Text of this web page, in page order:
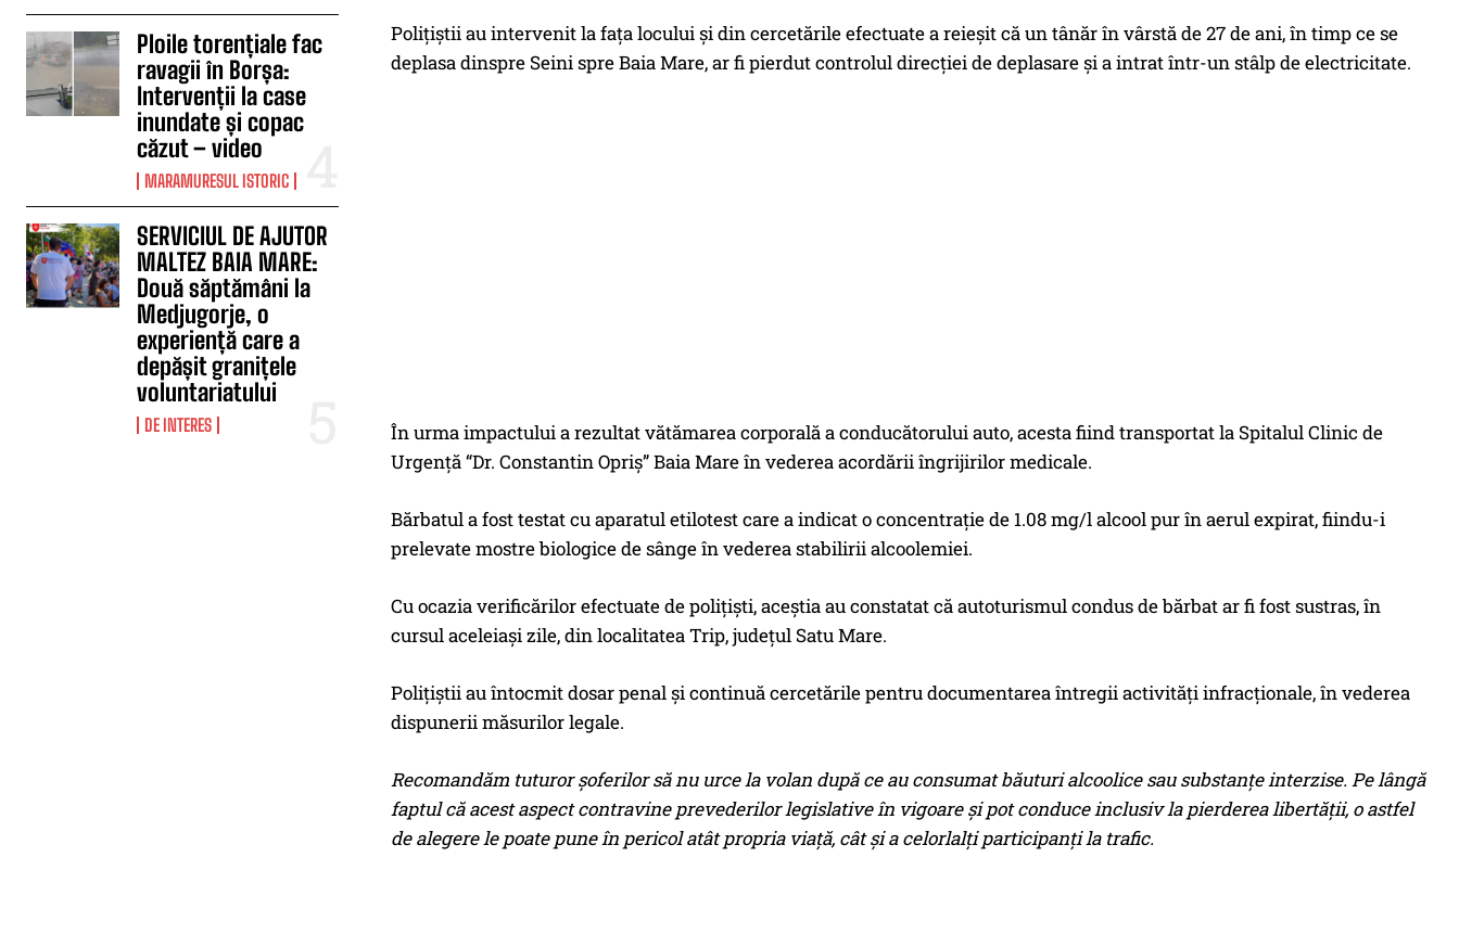
Ploile torențiale fac
ravagii în Borșa:
Intervenții la case
inundate și copac
căzut – video
MARAMURESUL ISTORIC
SERVICIUL DE AJUTOR
MALTEZ BAIA MARE:
Două săptămâni la
Medjugorje, o
experiență care a
depășit granițele
voluntariatului
DE INTERES
Polițiștii au intervenit la fața locului și din cercetările efectuate a reieșit că un tânăr în vârstă de 27 de ani, în timp ce se
deplasa dinspre Seini spre Baia Mare, ar fi pierdut controlul direcției de deplasare și a intrat într-un stâlp de electricitate.
În urma impactului a rezultat vătămarea corporală a conducătorului auto, acesta fiind transportat la Spitalul Clinic de
Urgență “Dr. Constantin Opriș” Baia Mare în vederea acordării îngrijirilor medicale.
Bărbatul a fost testat cu aparatul etilotest care a indicat o concentrație de 1.08 mg/l alcool pur în aerul expirat, fiindu-i
prelevate mostre biologice de sânge în vederea stabilirii alcoolemiei.
Cu ocazia verificărilor efectuate de polițiști, aceștia au constatat că autoturismul condus de bărbat ar fi fost sustras, în
cursul aceleiași zile, din localitatea Trip, județul Satu Mare.
Polițiștii au întocmit dosar penal și continuă cercetările pentru documentarea întregii activități infracționale, în vederea
dispunerii măsurilor legale.
Recomandăm tuturor șoferilor să nu urce la volan după ce au consumat băuturi alcoolice sau substanțe interzise. Pe lângă
faptul că acest aspect contravine prevederilor legislative în vigoare și pot conduce inclusiv la pierderea libertății, o astfel
de alegere le poate pune în pericol atât propria viață, cât și a celorlalți participanți la trafic.